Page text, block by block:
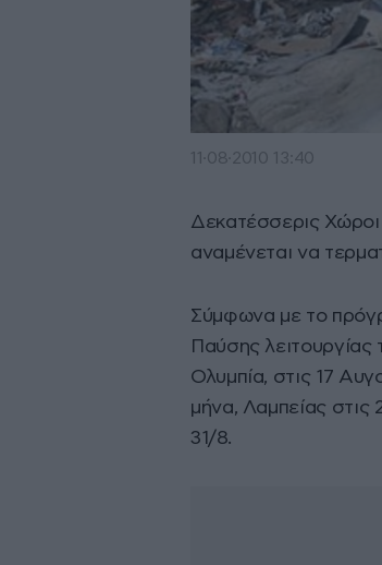
11·08·2010 13:40
Δεκατέσσερις
αναμένεται να
Σύμφωνα με το
Παύσης
Ολυμπία, στις 17
μήνα, Λαμπείας στις
31/8.